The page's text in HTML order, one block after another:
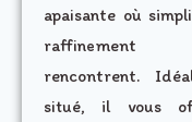
apaisante où
rencontrent.
situé, il vous